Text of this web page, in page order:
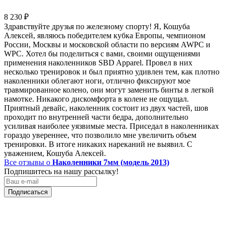
8 230 ₽
Здравствуйте друзья по железному спорту! Я, Кошуба
Алексей, являюсь победителем кубка Европы, чемпионом
России, Москвы и московской области по версиям AWPC и
WPC. Хотел бы поделиться с вами, своими ощущениями
применения наколенников SBD Apparel. Провел в них
несколько тренировок и был приятно удивлен тем, как плотно
наколенники облегают ноги, отлично фиксируют мое
травмированное колено, они могут заменить бинты в легкой
намотке. Никакого дискомфорта в колене не ощущал.
Приятный девайс, наколенник состоит из двух частей, шов
проходит по внутренней части бедра, дополнительно
усиливая наиболее уязвимые места. Приседал в наколенниках
гораздо увереннее, что позволило мне увеличить объем
тренировки. В итоге никаких нареканий не выявил. С
уважением, Кошуба Алексей.
Все отзывы о Наколенники 7мм (модель 2013)
Подпишитесь на нашу рассылку!
Подписаться